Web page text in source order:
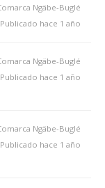
Ngäbe-Buglé
Publicado hace 1 año
Ngäbe-Buglé
Publicado hace 1 año
Ngäbe-Buglé
Publicado hace 1 año